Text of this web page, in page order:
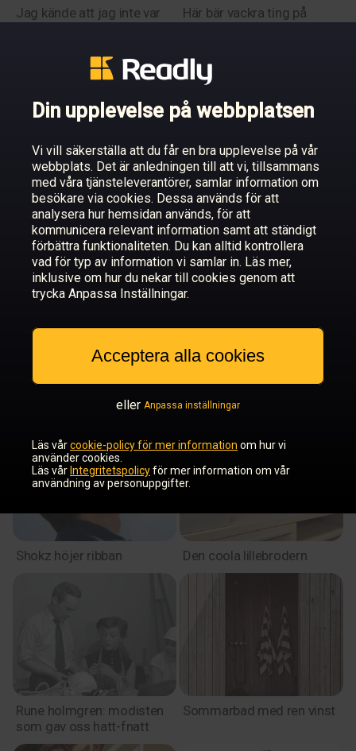
Jag kände att jag inte var
Här bär vackra ting på
10 mystiska mosslik
genom tiderna
Helenas exman sitter i
fängelse för mord vi är
osynliga brottsoffer
En dröm i rosa
Drömhuset blev verklighet
– med rätt rådgivning
Shokz höjer ribban Den coola lillebrodern
Rune holmgren: modisten
som gav oss hatt-fnatt
Sommarbad med ren vinst
Din upplevelse på webbplatsen
Vi vill säkerställa att du får en bra upplevelse på vår
webbplats. Det är anledningen till att vi, tillsammans
med våra tjänsteleverantörer, samlar information om
besökare via cookies. Dessa används för att
analysera hur hemsidan används, för att
kommunicera relevant information samt att ständigt
förbättra funktionaliteten. Du kan alltid kontrollera
vad för typ av information vi samlar in. Läs mer,
inklusive om hur du nekar till cookies genom att
trycka Anpassa Inställningar.
Acceptera alla cookies
eller Anpassa inställningar
Läs vårcookie-policy för mer information om hur vi
använder cookies.
Läs vår Integritetspolicyför mer information om vår
användning av personuppgifter.